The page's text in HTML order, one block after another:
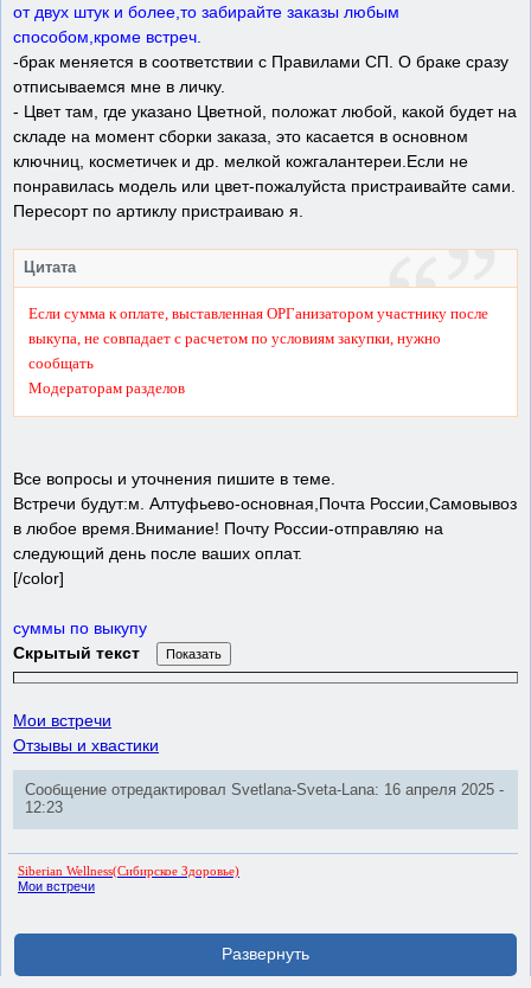
от двух штук и более,то забирайте заказы любым
способом,кроме встреч.
-брак меняется в соответствии с Правилами СП. О браке сразу
отписываемся мне в личку.
- Цвет там, где указано Цветной, положат любой, какой будет на
складе на момент сборки заказа, это касается в основном
ключниц, косметичек и др. мелкой кожгалантереи.Если не
понравилась модель или цвет-пожалуйста пристраивайте сами.
Пересорт по артиклу пристраиваю я.
Цитата
Если сумма к оплате, выставленная ОРГанизатором участнику после
выкупа, не совпадает с расчетом по условиям закупки, нужно
сообщать
Модераторам разделов
Все вопросы и уточнения пишите в теме.
Встречи будут:м. Алтуфьево-основная,Почта России,Самовывоз
в любое время.Внимание! Почту России-отправляю на
следующий день после ваших оплат.
[/color]
суммы по выкупу
Скрытый текст
Мои встречи
Отзывы и хвастики
Сообщение отредактировал Svetlana-Sveta-Lana: 16 апреля 2025 -
12:23
Siberian Wellness(Сибирское Здоровье)
Мои встречи